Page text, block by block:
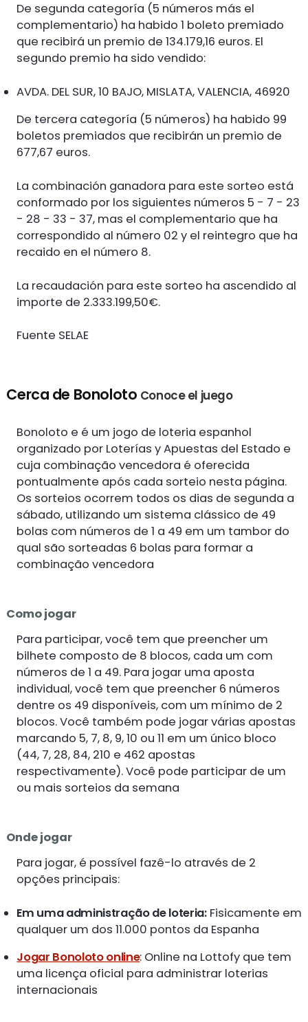
De segunda categoría (5 números más el
complementario) ha habido 1 boleto premiado
que recibirá un premio de 134.179,16 euros. El
segundo premio ha sido vendido:
AVDA. DEL SUR, 10 BAJO, MISLATA, VALENCIA, 46920
De tercera categoría (5 números) ha habido 99
boletos premiados que recibirán un premio de
677,67 euros.
La combinación ganadora para este sorteo está
conformado por los siguientes números 5 - 7 - 23
- 28 - 33 - 37, mas el complementario que ha
correspondido al número 02 y el reintegro que ha
recaido en el número 8.
La recaudación para este sorteo ha ascendido al
importe de 2.333.199,50€.
Fuente SELAE
Cerca de Bonoloto Conoce el juego
Bonoloto e é um jogo de loteria espanhol
organizado por Loterías y Apuestas del Estado e
cuja combinação vencedora é oferecida
pontualmente após cada sorteio nesta página.
Os sorteios ocorrem todos os dias de segunda a
sábado, utilizando um sistema clássico de 49
bolas com números de 1 a 49 em um tambor do
qual são sorteadas 6 bolas para formar a
combinação vencedora
Como jogar
Para participar, você tem que preencher um
bilhete composto de 8 blocos, cada um com
números de 1 a 49. Para jogar uma aposta
individual, você tem que preencher 6 números
dentre os 49 disponíveis, com um mínimo de 2
blocos. Você também pode jogar várias apostas
marcando 5, 7, 8, 9, 10 ou 11 em um único bloco
(44, 7, 28, 84, 210 e 462 apostas
respectivamente). Você pode participar de um
ou mais sorteios da semana
Onde jogar
Para jogar, é possível fazê-lo através de 2
opções principais:
Em uma administração de loteria: Fisicamente em
qualquer um dos 11.000 pontos da Espanha
Jogar Bonoloto online: Online na Lottofy que tem
uma licença oficial para administrar loterias
internacionais